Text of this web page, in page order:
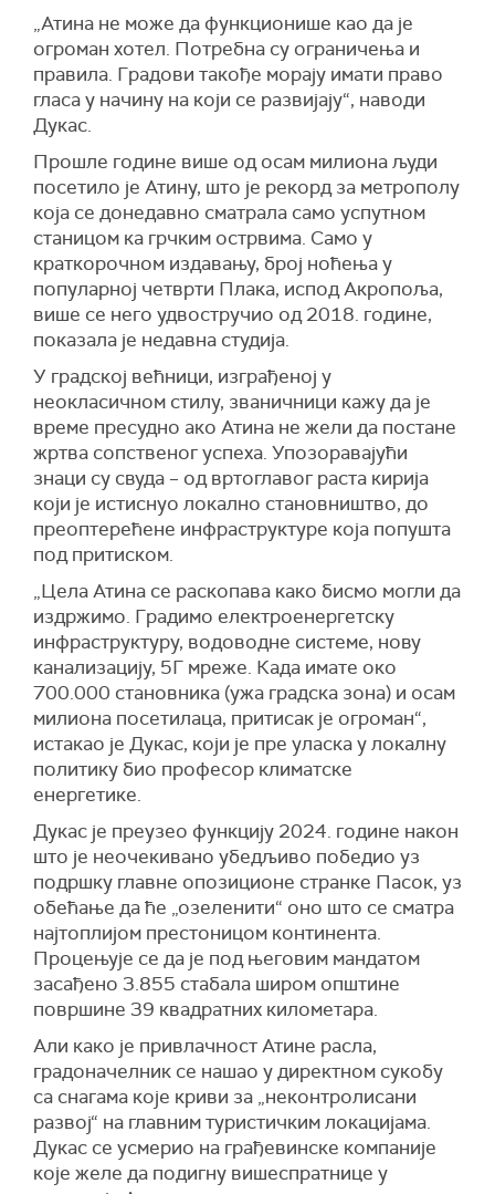
„Атина не може да функционише као да је
огроман хотел. Потребна су ограничења и
правила. Градови такође морају имати право
гласа у начину на који се развијају“, наводи
Дукас.
Прошле године више од осам милиона људи
посетило је Атину, што је рекорд за метрополу
која се донедавно сматрала само успутном
станицом ка грчким острвима. Само у
краткорочном издавању, број ноћења у
популарној четврти Плака, испод Акропоља,
више се него удвостручио од 2018. године,
показала је недавна студија.
У градској већници, изграђеној у
неокласичном стилу, званичници кажу да је
време пресудно ако Атина не жели да постане
жртва сопственог успеха. Упозоравајући
знаци су свуда – од вртоглавог раста кирија
који је истиснуо локално становништво, до
преоптерећене инфраструктуре која попушта
под притиском.
„Цела Атина се раскопава како бисмо могли да
издржимо. Градимо електроенергетску
инфраструктуру, водоводне системе, нову
канализацију, 5Г мреже. Када имате око
700.000 становника (ужа градска зона) и осам
милиона посетилаца, притисак је огроман“,
истакао је Дукас, који је пре уласка у локалну
политику био професор климатске
енергетике.
Дукас је преузео функцију 2024. године након
што је неочекивано убедљиво победио уз
подршку главне опозиционе странке Пасок, уз
обећање да ће „озеленити“ оно што се сматра
најтоплијом престоницом континента.
Процењује се да је под његовим мандатом
засађено 3.855 стабала широм општине
површине 39 квадратних километара.
Али како је привлачност Атине расла,
градоначелник се нашао у директном сукобу
са снагама које криви за „неконтролисани
развој“ на главним туристичким локацијама.
Дукас се усмерио на грађевинске компаније
које желе да подигну вишеспратнице у